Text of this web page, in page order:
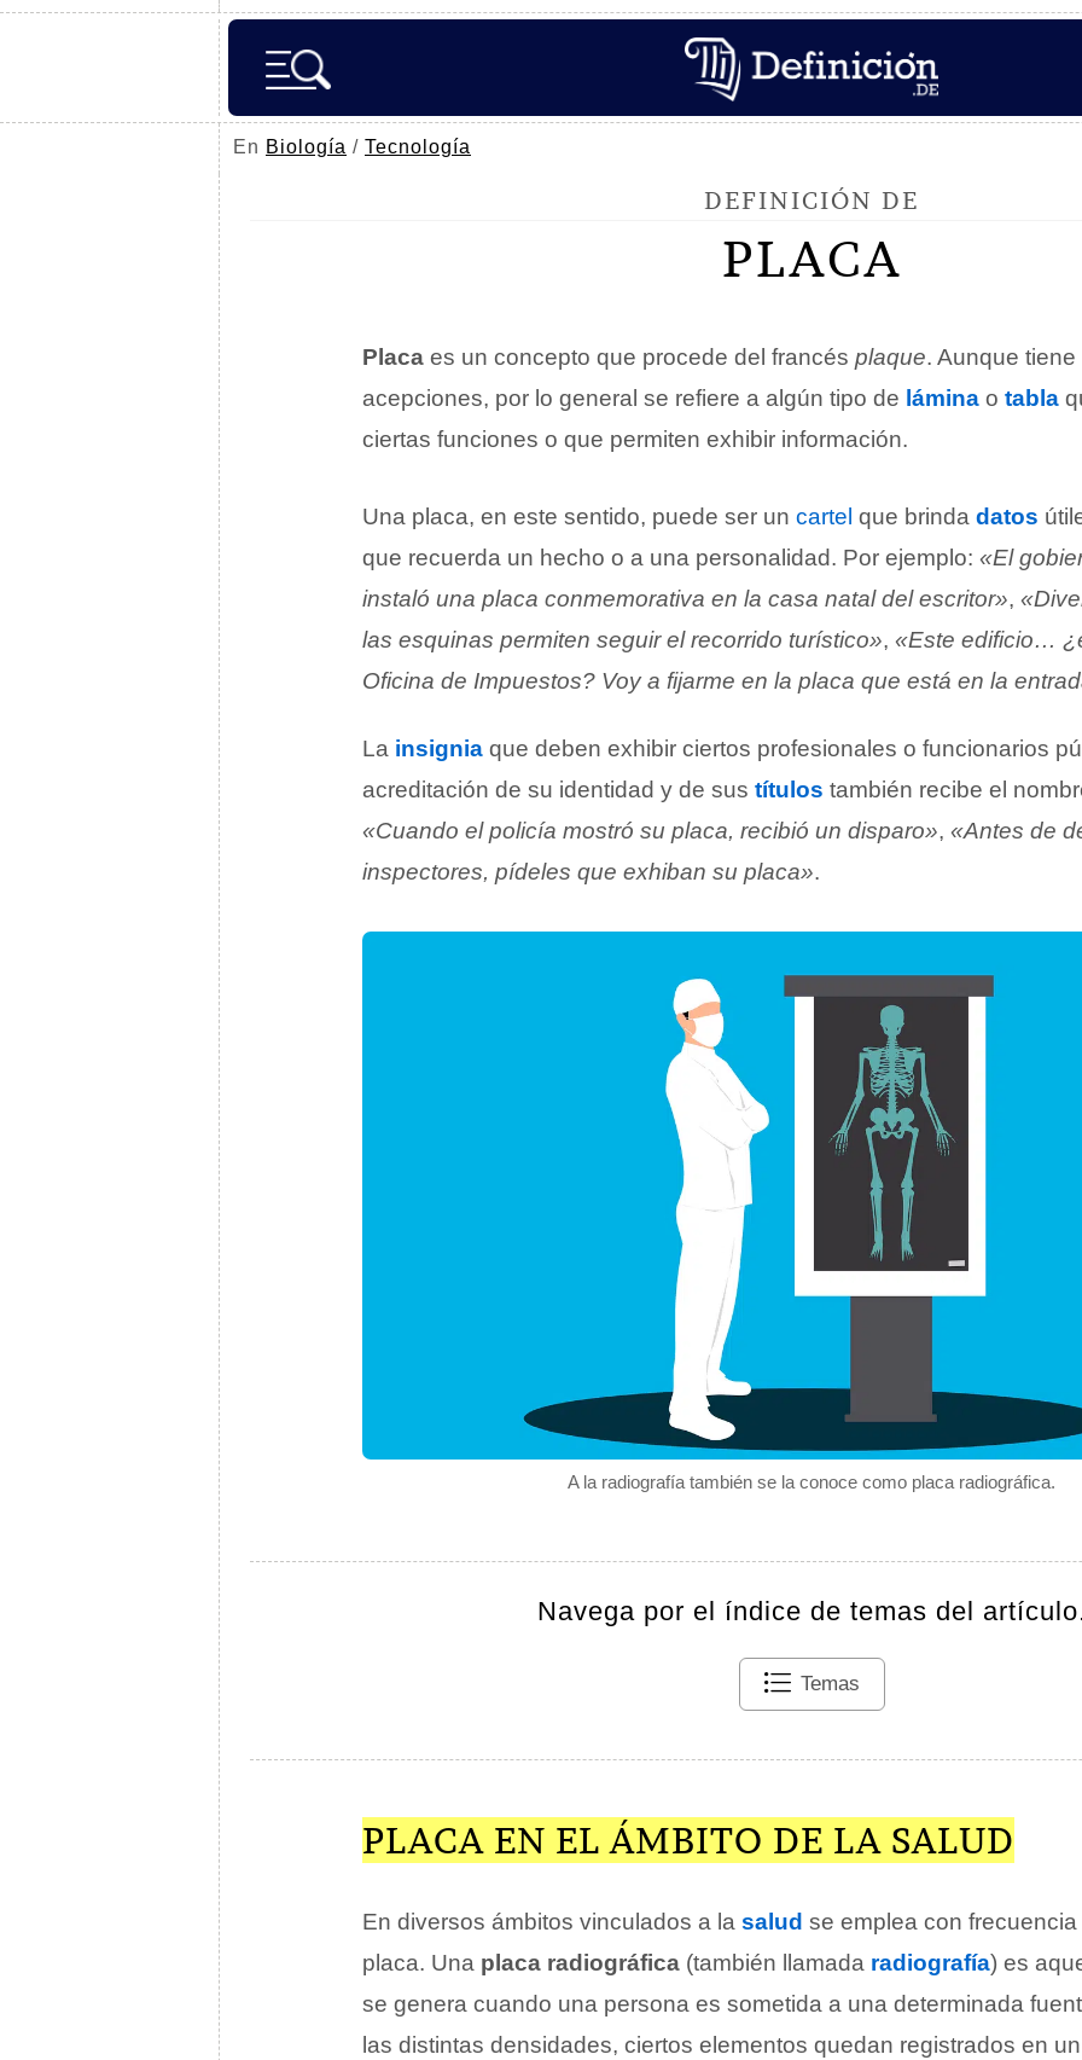
En Biología / Tecnología
DEFINICIÓN DE
PLACA
A la radiografía también se la conoce como placa radiográfica.
Placa es un concepto que procede del francés plaque. Aunque
acepciones, por lo general se refiere a algún tipo de lámina o tabla
ciertas funciones o que permiten exhibir información.
Una placa, en este sentido, puede ser un cartel que brinda datos
que recuerda un hecho o a una personalidad. Por ejemplo: «El
instaló una placa conmemorativa en la casa natal del escritor»,
las esquinas permiten seguir el recorrido turístico», «Este edificio…
Oficina de Impuestos? Voy a fijarme en la placa que está en la
La insignia que deben exhibir ciertos profesionales o funcionarios
acreditación de su identidad y de sus títulos también recibe el
«Cuando el policía mostró su placa, recibió un disparo», «Antes de
inspectores, pídeles que exhiban su placa».
Navega por el índice de temas del
Temas
PLACA EN EL ÁMBITO DE LA SALUD
En diversos ámbitos vinculados a la salud se emplea con
placa. Una placa radiográfica (también llamada radiografía) es
se genera cuando una persona es sometida a una determinada
las distintas densidades, ciertos elementos quedan registrados en